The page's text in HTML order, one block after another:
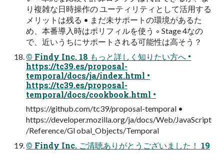
り複雑な⽇時操作の ユーティリティとして活⽤する
メリットは残る • まだ未サポートの環境があるた
め、本番導⼊時はポリフィルを使う ◦ Stage 4なの
で、近いうちにサポートされる可能性は⾼そう？
© Findy Inc. 18 もっと詳しく知りたい⽅へ •
https://tc39.es/proposal-
temporal/docs/ja/index.html •
https://tc39.es/proposal-
temporal/docs/cookbook.html •
https://github.com/tc39/proposal-temporal •
https://developer.mozilla.org/ja/docs/Web/JavaScript
/Reference/Gl obal_Objects/Temporal
© Findy Inc. ご清聴ありがとうございました！ 19